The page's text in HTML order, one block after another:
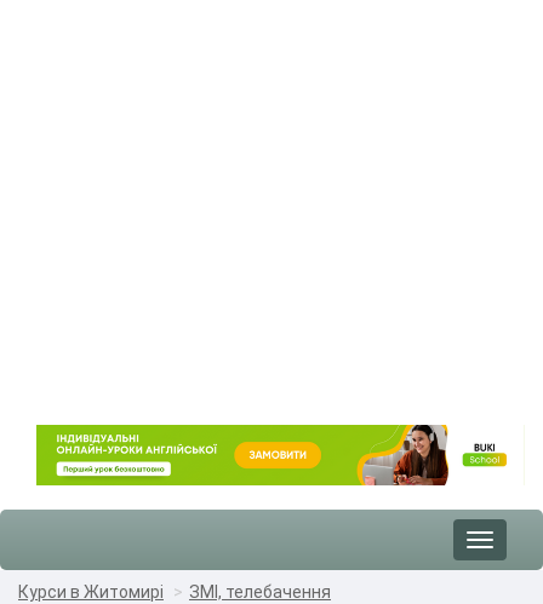
Toggle
Курси в Житомирі
ЗМІ, телебачення